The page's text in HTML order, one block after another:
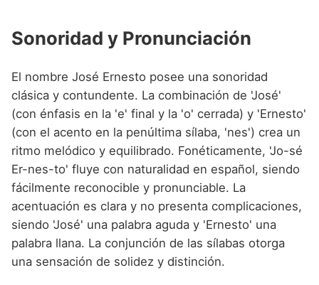
Sonoridad y Pronunciación
El nombre José Ernesto posee una sonoridad
clásica y contundente. La combinación de 'José'
(con énfasis en la 'e' final y la 'o' cerrada) y 'Ernesto'
(con el acento en la penúltima sílaba, 'nes') crea un
ritmo melódico y equilibrado. Fonéticamente, 'Jo-sé
Er-nes-to' fluye con naturalidad en español, siendo
fácilmente reconocible y pronunciable. La
acentuación es clara y no presenta complicaciones,
siendo 'José' una palabra aguda y 'Ernesto' una
palabra llana. La conjunción de las sílabas otorga
una sensación de solidez y distinción.